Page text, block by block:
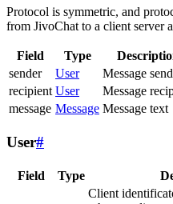
Protocol is symmetric, and
from JivoChat to a client server
Field Type
sender
User
Message
recipient User
Message
message Message Message text
User#
Field Type
Client